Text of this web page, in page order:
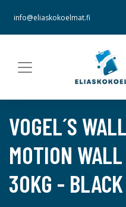
info@eliaskokoelmat.fi
VOGEL´S
MOTION
30KG - BLACK